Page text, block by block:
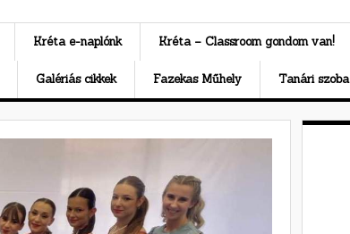
Kréta e-naplónk Kréta – Classroom gondom van!
Galériás cikkek Fazekas Műhely Tanári szoba